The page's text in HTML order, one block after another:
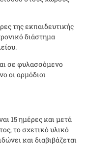
της εκπαιδευτικής
διάστημα
σε φυλασσόμενο
οι αρμόδιοι
15 ημέρες και μετά
το σχετικό υλικό
και διαβιβάζεται